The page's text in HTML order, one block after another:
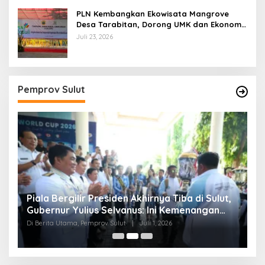
PLN Kembangkan Ekowisata Mangrove
Desa Tarabitan, Dorong UMK dan Ekonomi
Berkelanjutan di Likupang
Juli 23, 2026
Pemprov Sulut
Piala Bergilir Presiden Akhirnya Tiba di Sulut,
Gubernur Yulius Selvanus: Ini Kemenangan
Seluruh Masyarakat
Di Berita Utama, Pemprov Sulut Juli 1, 2026